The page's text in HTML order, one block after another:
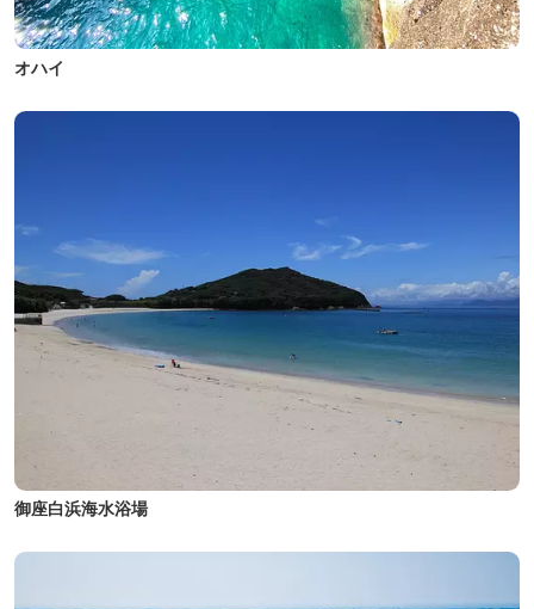
オハイ
御座白浜海水浴場